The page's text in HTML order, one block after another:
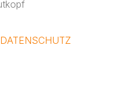
DATENSCHUTZ